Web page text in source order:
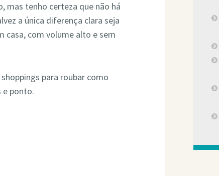
mas tenho certeza que não há
a única diferença clara seja
casa, com volume alto e sem
para roubar como
e ponto.